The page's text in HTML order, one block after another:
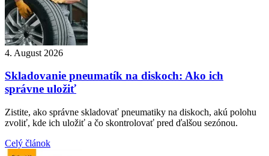
4. August 2026
Skladovanie pneumatík na diskoch: Ako ich
správne uložiť
Zistite, ako správne skladovať pneumatiky na diskoch, akú polohu
zvoliť, kde ich uložiť a čo skontrolovať pred ďalšou sezónou.
Celý článok